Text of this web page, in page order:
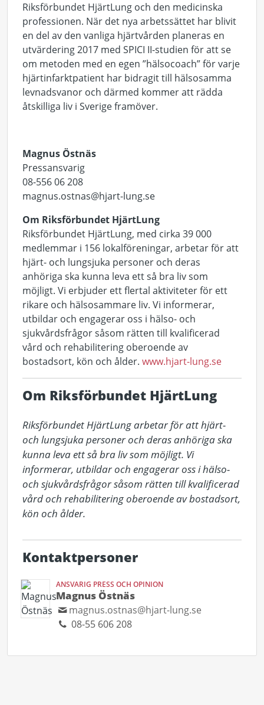
Riksförbundet HjärtLung och den medicinska
professionen. När det nya arbetssättet har blivit
en del av den vanliga hjärtvården planeras en
utvärdering 2017 med SPICI II-studien för att se
om metoden med en egen ”hälsocoach” för varje
hjärtinfarktpatient har bidragit till hälsosamma
levnadsvanor och därmed kommer att rädda
åtskilliga liv i Sverige framöver.
Magnus Östnäs
Pressansvarig
08-556 06 208
magnus.ostnas@hjart-lung.se
Om Riksförbundet HjärtLung
Riksförbundet HjärtLung, med cirka 39 000
medlemmar i 156 lokalföreningar, arbetar för att
hjärt- och lungsjuka personer och deras
anhöriga ska kunna leva ett så bra liv som
möjligt. Vi erbjuder ett flertal aktiviteter för ett
rikare och hälsosammare liv. Vi informerar,
utbildar och engagerar oss i hälso- och
sjukvårdsfrågor såsom rätten till kvalificerad
vård och rehabilitering oberoende av
bostadsort, kön och ålder. www.hjart-lung.se
Om Riksförbundet HjärtLung
Riksförbundet HjärtLung arbetar för att hjärt-
och lungsjuka personer och deras anhöriga ska
kunna leva ett så bra liv som möjligt. Vi
informerar, utbildar och engagerar oss i hälso-
och sjukvårdsfrågor såsom rätten till kvalificerad
vård och rehabilitering oberoende av bostadsort,
kön och ålder.
Kontaktpersoner
ANSVARIG PRESS OCH OPINION
Magnus Östnäs
magnus.ostnas@hjart-lung.se
08-55 606 208